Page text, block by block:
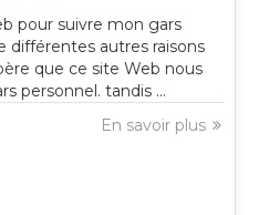
pour suivre mon gars
différentes autres raisons
que ce site Web nous
personnel. tandis ...
En savoir plus